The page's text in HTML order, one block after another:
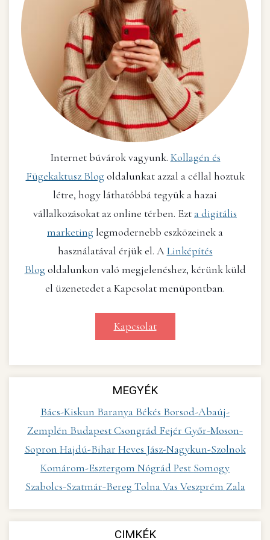
Internet búvárok vagyunk. Kollagén és
Fügekaktusz Blog oldalunkat azzal a céllal hoztuk
létre, hogy láthatóbbá tegyük a hazai
vállalkozásokat az online térben. Ezt a digitális
marketing legmodernebb eszközeinek a
használatával érjük el. ALinképítés
Blog oldalunkon való megjelenéshez, kérünk küld
el üzenetedet a Kapcsolat menüpontban.
Kapcsolat
MEGYÉK
Bács-Kiskun Baranya Békés Borsod-Abaúj-
Zemplén BudapestCsongrád Fejér Győr-Moson-
Sopron Hajdú-Bihar Heves Jász-Nagykun-Szolnok
Komárom-Esztergom NógrádPest Somogy
Szabolcs-Szatmár-Bereg TolnaVas Veszprém Zala
CIMKÉK